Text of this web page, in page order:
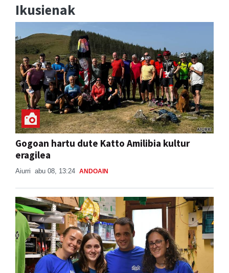
Ikusienak
Gogoan hartu dute Katto Amilibia kultur
eragilea
Aiurri abu 08, 13:24 ANDOAIN